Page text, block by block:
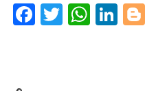
Facebook
Twitter